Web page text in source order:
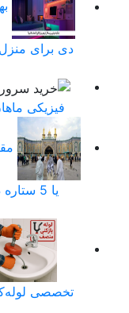
دی برای منزل،
فیزیکی ماهان
تخصصی